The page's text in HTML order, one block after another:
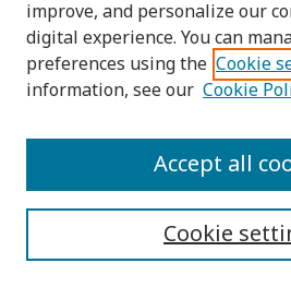
Collections
Disciplines
Authors
improve, and personalize our
digital experience. You can
preferences using the Cookie
information, see our Cookie
Cookie
Accept all